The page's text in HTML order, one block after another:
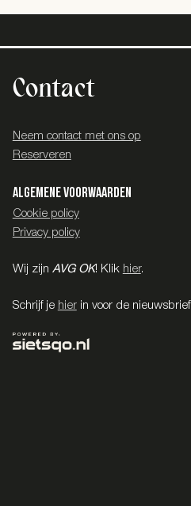
Contact
Neem contact met ons op
Reserveren
Algemene voorwaarden
Cookie policy
Privacy policy
Wij zijn AVG OK! Klik hier.
Schrijf je hierin voor de nieuwsbrief